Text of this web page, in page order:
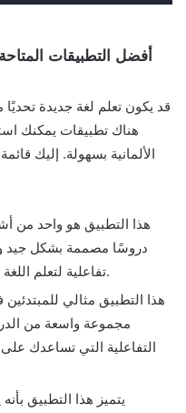
أفضل التطبيقات المتاحة
قد يكون تعلم لغة جديدة تحديًا
هناك تطبيقات يمكنك
الألمانية بسهولة. إليك
تفاعلية لتعلم اللغة الألمانية بطريقة ممتعة ومشوقة.
التفاعلية التي تساعدك